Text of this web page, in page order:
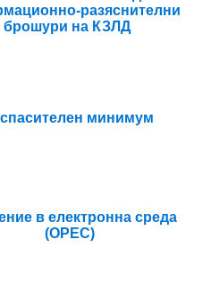
с профил „Чужди
разяснителни
брошури на КЗЛД
минимум
в електронна среда
(ОРЕС)